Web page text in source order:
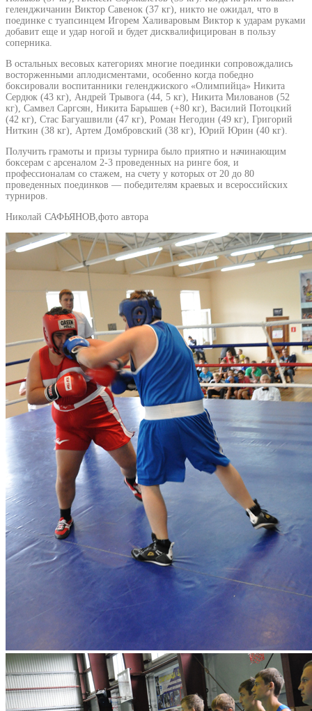
геленджичанин Виктор Савенок (37 кг), никто не ожидал, что в
поединке с туапсинцем Игорем Халиваровым Виктор к ударам руками
добавит еще и удар ногой и будет дисквалифицирован в пользу
соперника.
В остальных весовых категориях многие поединки сопровождались
восторженными аплодисментами, особенно когда победно
боксировали воспитанники геленджиского «Олимпийца» Никита
Сердюк (43 кг), Андрей Трывога (44, 5 кг), Никита Милованов (52
кг), Самвел Саргсян, Никита Барышев (+80 кг), Василий Потоцкий
(42 кг), Стас Багуашвили (47 кг), Роман Негодин (49 кг), Григорий
Ниткин (38 кг), Артем Домбровский (38 кг), Юрий Юрин (40 кг).
Получить грамоты и призы турнира было приятно и начинающим
боксерам с арсеналом 2-3 проведенных на ринге боя, и
профессионалам со стажем, на счету у которых от 20 до 80
проведенных поединков ― победителям краевых и всероссийских
турниров.
Николай САФЬЯНОВ,фото автора